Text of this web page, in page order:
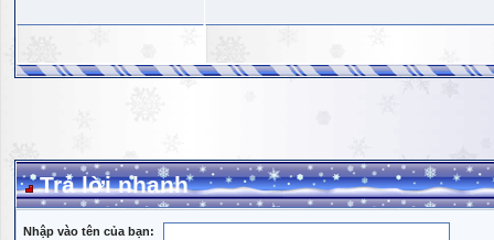
Trả lời nhanh
Nhập vào tên của bạn: